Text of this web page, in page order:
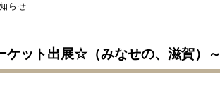
らせ
ケット出展☆（みなせの、滋賀）～